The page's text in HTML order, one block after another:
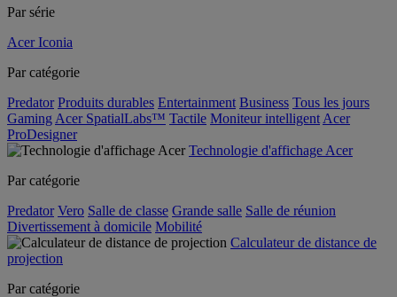
Par série
Acer Iconia
Par catégorie
Predator Produits durables Entertainment Business Tous les jours
Gaming Acer SpatialLabs™ Tactile Moniteur intelligent Acer
ProDesigner
Technologie d'affichage Acer
Par catégorie
Predator Vero Salle de classe Grande salle Salle de réunion
Divertissement à domicile Mobilité
Calculateur de distance de
projection
Par catégorie